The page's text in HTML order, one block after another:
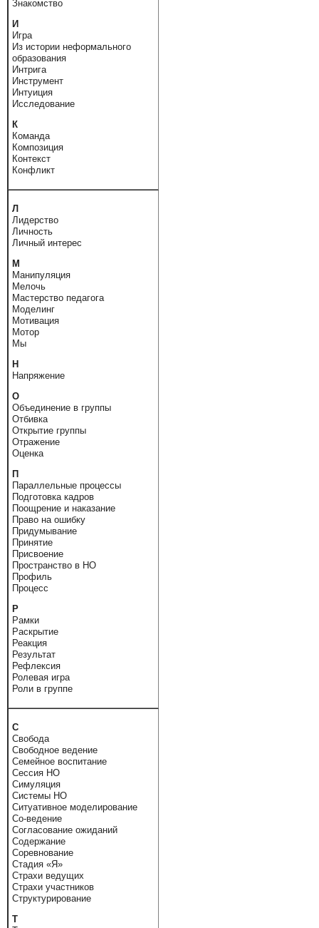
Знакомство
И
Игра
Из истории неформального
образования
Интрига
Инструмент
Интуиция
Исследование
К
Команда
Композиция
Контекст
Конфликт
Л
Лидерство
Личность
Личный интерес
М
Манипуляция
Мелочь
Мастерство педагога
Моделинг
Мотивация
Мотор
Мы
Н
Напряжение
О
Объединение в группы
Отбивка
Открытие группы
Отражение
Оценка
П
Параллельные процессы
Подготовка кадров
Поощрение и наказание
Право на ошибку
Придумывание
Принятие
Присвоение
Пространство в НО
Профиль
Процесс
Р
Рамки
Раскрытие
Реакция
Результат
Рефлексия
Ролевая игра
Роли в группе
С
Свобода
Свободное ведение
Семейное воспитание
Сессия НО
Симуляция
Системы НО
Ситуативное моделирование
Со-ведение
Согласование ожиданий
Содержание
Соревнование
Стадия «Я»
Страхи ведущих
Страхи участников
Структурирование
Т